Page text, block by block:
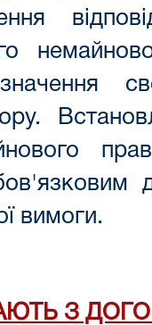
вимоги.
З